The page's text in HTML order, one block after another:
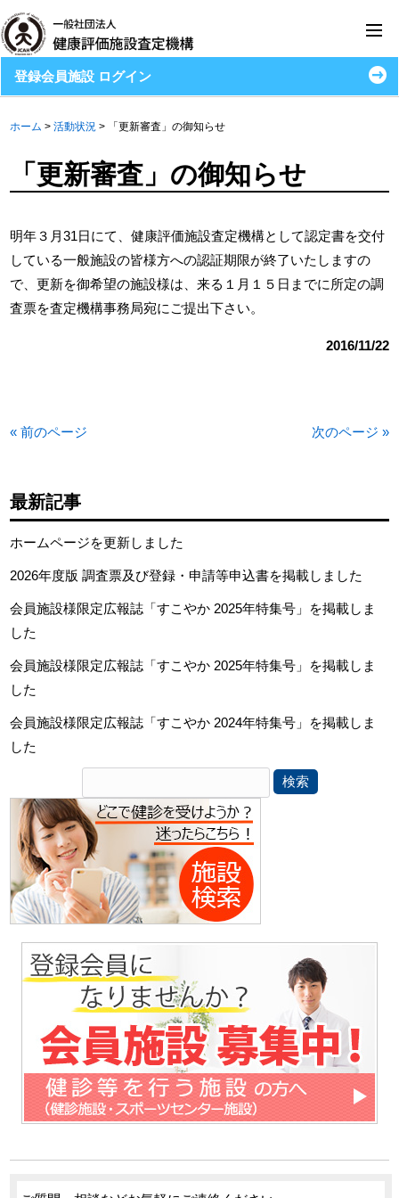
登録会員施設 ログイン
ホーム >活動状況 > 「更新審査」の御知らせ
「更新審査」の御知らせ
明年３月31日にて、健康評価施設査定機構として認定書を交付
している一般施設の皆様方への認証期限が終了いたしますの
で、更新を御希望の施設様は、来る１月１５日までに所定の調
査票を査定機構事務局宛にご提出下さい。
2016/11/22
« 前のページ 次のページ »
最新記事
ホームページを更新しました
2026年度版 調査票及び登録・申請等申込書を掲載しました
会員施設様限定広報誌「すこやか 2025年特集号」を掲載しま
した
会員施設様限定広報誌「すこやか 2025年特集号」を掲載しま
した
会員施設様限定広報誌「すこやか 2024年特集号」を掲載しま
した